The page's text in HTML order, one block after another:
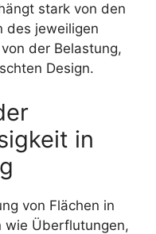
stark von den
des jeweiligen
der Belastung,
Design.
in
von Flächen in
wie Überflutungen,